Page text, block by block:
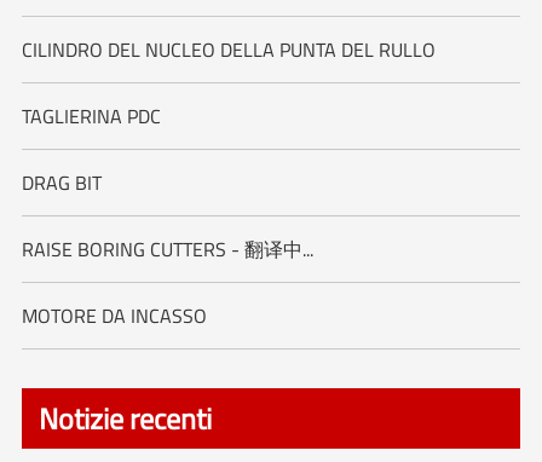
CILINDRO DEL NUCLEO DELLA PUNTA DEL RULLO
TAGLIERINA PDC
DRAG BIT
RAISE BORING CUTTERS - 翻译中...
MOTORE DA INCASSO
Notizie recenti